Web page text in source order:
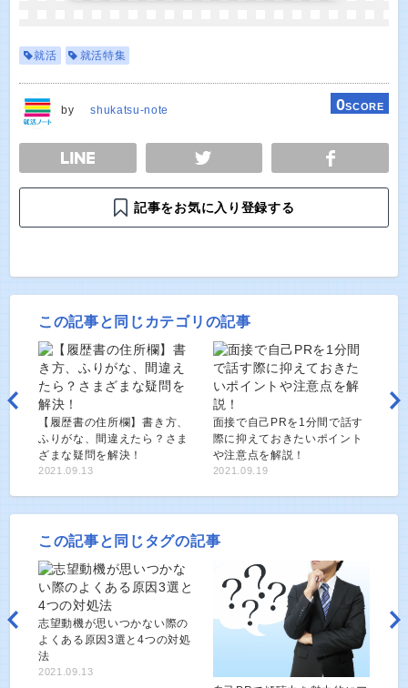
就活 就活特集
by shukatsu-note 0SCORE
TWEET
記事をお気に入り登録する
この記事と同じカテゴリの記事
【履歴書の住所欄】書き方、
ふりがな、間違えたら？さま
ざまな疑問を解決！
2021.09.13
面接で自己PRを1分間で話す
際に抑えておきたいポイント
や注意点を解説！
2021.09.19
この記事と同じタグの記事
志望動機が思いつかない際の
よくある原因3選と4つの対処
法
2021.09.13